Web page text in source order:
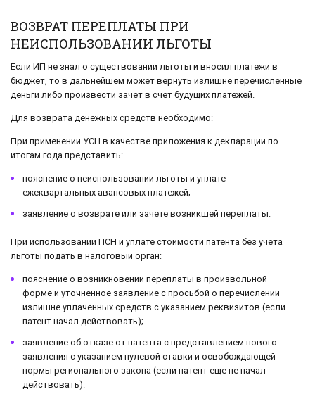
ВОЗВРАТ ПЕРЕПЛАТЫ ПРИ
НЕИСПОЛЬЗОВАНИИ ЛЬГОТЫ
Если ИП не знал о существовании льготы и вносил платежи в
бюджет, то в дальнейшем может вернуть излишне перечисленные
деньги либо произвести зачет в счет будущих платежей.
Для возврата денежных средств необходимо:
При применении УСН в качестве приложения к декларации по
итогам года представить:
пояснение о неиспользовании льготы и уплате
ежеквартальных авансовых платежей;
заявление о возврате или зачете возникшей переплаты.
При использовании ПСН и уплате стоимости патента без учета
льготы подать в налоговый орган:
пояснение о возникновении переплаты в произвольной
форме и уточненное заявление с просьбой о перечислении
излишне уплаченных средств с указанием реквизитов (если
патент начал действовать);
заявление об отказе от патента с представлением нового
заявления с указанием нулевой ставки и освобождающей
нормы регионального закона (если патент еще не начал
действовать).